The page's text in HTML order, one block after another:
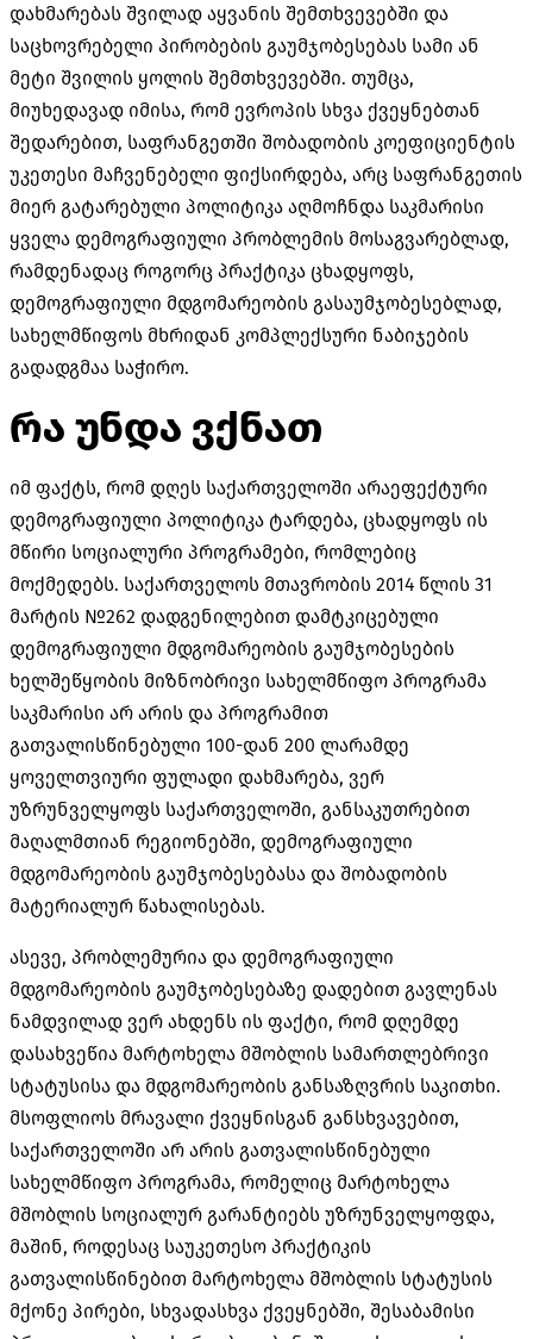
დახმარებას შვილად აყვანის შემთხვევებში და
საცხოვრებელი პირობების გაუმჯობესებას სამი ან
მეტი შვილის ყოლის შემთხვევებში. თუმცა,
მიუხედავად იმისა, რომ ევროპის სხვა ქვეყნებთან
შედარებით, საფრანგეთში შობადობის კოეფიციენტის
უკეთესი მაჩვენებელი ფიქსირდება, არც საფრანგეთის
მიერ გატარებული პოლიტიკა აღმოჩნდა საკმარისი
ყველა დემოგრაფიული პრობლემის მოსაგვარებლად,
რამდენადაც როგორც პრაქტიკა ცხადყოფს,
დემოგრაფიული მდგომარეობის გასაუმჯობესებლად,
სახელმწიფოს მხრიდან კომპლექსური ნაბიჯების
გადადგმაა საჭირო.
რა უნდა ვქნათ
იმ ფაქტს, რომ დღეს საქართველოში არაეფექტური
დემოგრაფიული პოლიტიკა ტარდება, ცხადყოფს ის
მწირი სოციალური პროგრამები, რომლებიც
მოქმედებს. საქართველოს მთავრობის 2014 წლის 31
მარტის №262 დადგენილებით დამტკიცებული
დემოგრაფიული მდგომარეობის გაუმჯობესების
ხელშეწყობის მიზნობრივი სახელმწიფო პროგრამა
საკმარისი არ არის და პროგრამით
გათვალისწინებული 100-დან 200 ლარამდე
ყოველთვიური ფულადი დახმარება, ვერ
უზრუნველყოფს საქართველოში, განსაკუთრებით
მაღალმთიან რეგიონებში, დემოგრაფიული
მდგომარეობის გაუმჯობესებასა და შობადობის
მატერიალურ წახალისებას.
ასევე, პრობლემურია და დემოგრაფიული
მდგომარეობის გაუმჯობესებაზე დადებით გავლენას
ნამდვილად ვერ ახდენს ის ფაქტი, რომ დღემდე
დასახვეწია მარტოხელა მშობლის სამართლებრივი
სტატუსისა და მდგომარეობის განსაზღვრის საკითხი.
მსოფლიოს მრავალი ქვეყნისგან განსხვავებით,
საქართველოში არ არის გათვალისწინებული
სახელმწიფო პროგრამა, რომელიც მარტოხელა
მშობლის სოციალურ გარანტიებს უზრუნველყოფდა,
მაშინ, როდესაც საუკეთესო პრაქტიკის
გათვალისწინებით მარტოხელა მშობლის სტატუსის
მქონე პირები, სხვადასხვა ქვეყნებში, შესაბამისი